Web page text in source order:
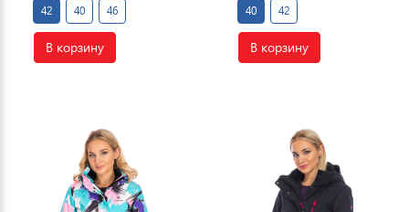
42 40 46
В корзину
40 42
В корзину